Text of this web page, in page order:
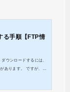
る手順【FTP情
ウンロードするには、
あります。 ですが、こ